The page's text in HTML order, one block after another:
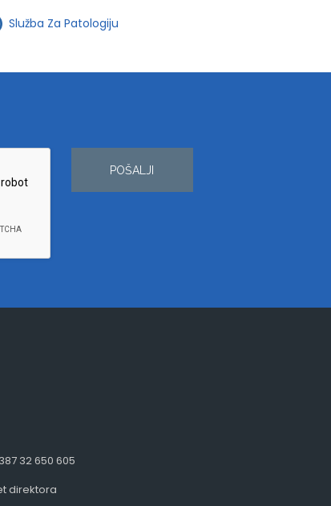
Služba Za Patologiju
POŠALJI
32 650 605
direktora